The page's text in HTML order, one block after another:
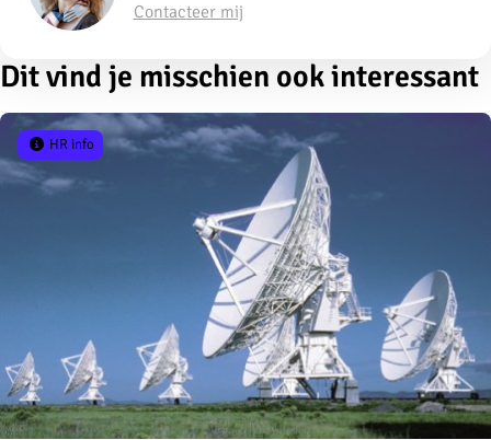
Contacteer mij
Dit vind je misschien ook interessant
HR info